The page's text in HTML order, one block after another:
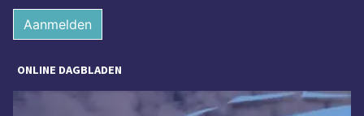
Aanmelden
ONLINE DAGBLADEN